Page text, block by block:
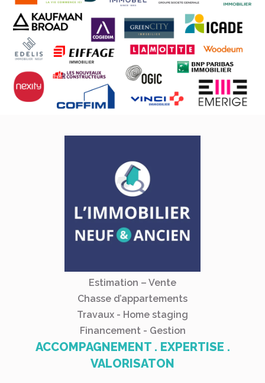
Estimation – Vente
Chasse d’appartements
Travaux - Home staging
Financement - Gestion
ACCOMPAGNEMENT . EXPERTISE .
VALORISATON